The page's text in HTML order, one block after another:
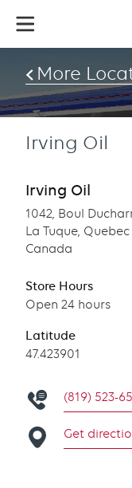
main
More
Irving Oil
Irving Oil
1042, Boul
La Tuque, Quebec
Canada
Store Hours
Open 24 hours
Latitude
Latitude
47.423901
(819) 523-
Get